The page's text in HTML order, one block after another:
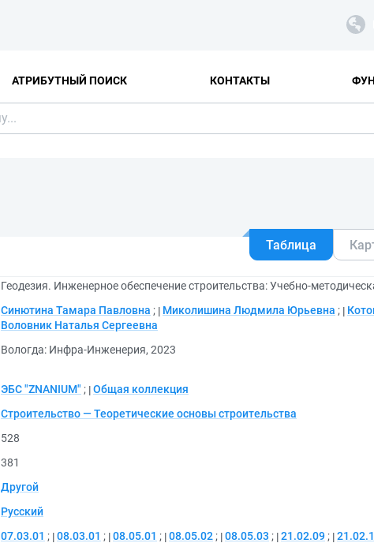
АТРИБУТНЫЙ ПОИСК КОНТАКТЫ
Таблица
Геодезия. Инженерное обеспечение строительства: Учебно-
Синютина Тамара Павловна ; Миколишина Людмила Юрьевна ;
Воловник Наталья Сергеевна
Вологда: Инфра-Инженерия, 2023
ЭБС "ZNANIUM" ; Общая коллекция
Строительство — Теоретические основы строительства
528
381
Другой
Русский
07.03.01 ; 08.03.01 ; 08.05.01 ; 08.05.02 ; 08.05.03 ; 21.02.09 ;